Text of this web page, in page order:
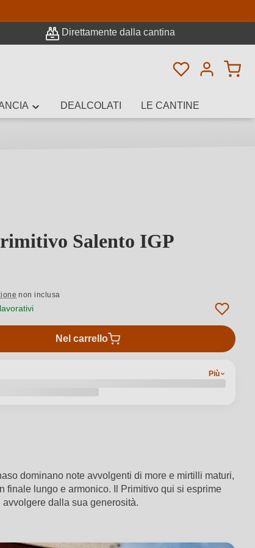
Direttamente dalla cantina
Hai 0 articoli
DEALCOLATI LE CANTINE
Salento IGP
non inclusa
Nel carrello
Più
dominano note avvolgenti di more e mirtilli maturi,
finale lungo e armonico. Il Primitivo qui si esprime
dalla sua generosità.
avanzata
o